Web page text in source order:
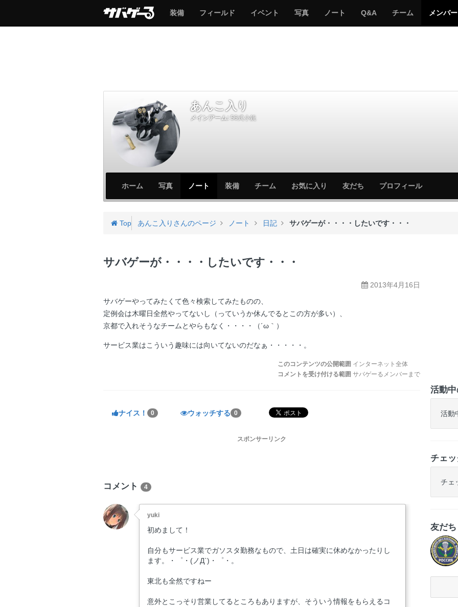
サ
装備
サ
フィールド
サ
イベント
み
写真
み
ノート
サ
Q&A
サ
チーム
サ
メンバー
あんこ入り
メインアーム: 56式小銃
ホーム
サ
写真
サ
ノート
サ
装備
サ
チーム お気に入り 友だち プロフィール
Top あんこ入りさんのページ ノート 日記 サバゲーが・・・・したいです・・・
サバゲーが・・・・したいです・・・
2013年4月16日
サバゲーやってみたくて色々検索してみたものの、
定例会は木曜日全然やってないし（っていうか休んでるとこの方が多い）、
京都で入れそうなチームとやらもなく・・・・（´ω｀）
サービス業はこういう趣味には向いてないのだなぁ・・・・・。
このコンテンツの公開範囲 インターネット全体
コメントを受け付ける範囲 サバゲーるメンバーまで
ナイス！ 0 ウォッチする 0
スポンサーリンク
コメント 4
yuki
初めまして！
自分もサービス業でガソスタ勤務なもので、土日は確実に休めなかったりし
ます。・゜・(ノД`)・゜・。
東北も全然ですねー
意外とこっそり営業してるところもありますが、そういう情報をもらえるコ
活動
活動
チェ
チェ
友だち